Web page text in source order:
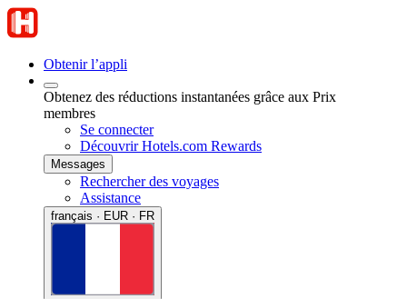
Obtenir l’appli
Obtenez des réductions instantanées grâce aux Prix
membres
Se connecter
Découvrir Hotels.com Rewards
Messages
Rechercher des voyages
Assistance
français · EUR · FR